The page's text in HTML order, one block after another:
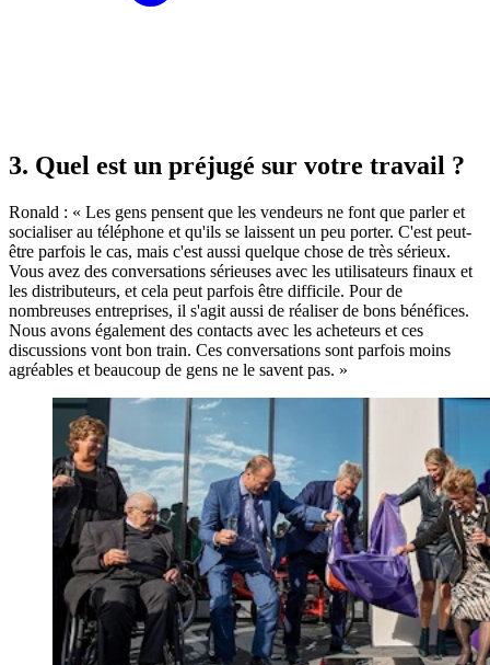
3. Quel est un préjugé sur votre travail ?
Ronald : « Les gens pensent que les vendeurs ne font que parler et
socialiser au téléphone et qu'ils se laissent un peu porter. C'est peut-
être parfois le cas, mais c'est aussi quelque chose de très sérieux.
Vous avez des conversations sérieuses avec les utilisateurs finaux et
les distributeurs, et cela peut parfois être difficile. Pour de
nombreuses entreprises, il s'agit aussi de réaliser de bons bénéfices.
Nous avons également des contacts avec les acheteurs et ces
discussions vont bon train. Ces conversations sont parfois moins
agréables et beaucoup de gens ne le savent pas. »